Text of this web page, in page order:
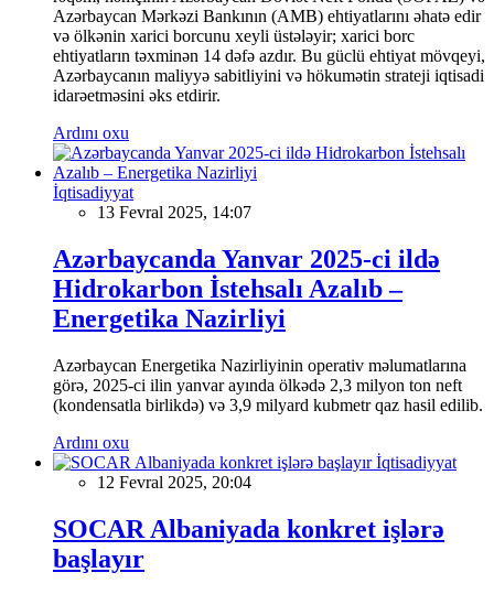
Azərbaycan Mərkəzi Bankının (AMB) ehtiyatlarını əhatə edir
və ölkənin xarici borcunu xeyli üstələyir; xarici borc
ehtiyatların təxminən 14 dəfə azdır. Bu güclü ehtiyat mövqeyi,
Azərbaycanın maliyyə sabitliyini və hökumətin strateji iqtisadi
idarəetməsini əks etdirir.
Ardını oxu
İqtisadiyyat
13 Fevral 2025, 14:07
Azərbaycanda Yanvar 2025-ci ildə
Hidrokarbon İstehsalı Azalıb –
Energetika Nazirliyi
Azərbaycan Energetika Nazirliyinin operativ məlumatlarına
görə, 2025-ci ilin yanvar ayında ölkədə 2,3 milyon ton neft
(kondensatla birlikdə) və 3,9 milyard kubmetr qaz hasil edilib.
Ardını oxu
İqtisadiyyat
12 Fevral 2025, 20:04
SOCAR Albaniyada konkret işlərə
başlayır